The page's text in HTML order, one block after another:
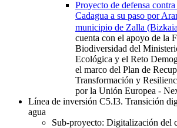
Proyecto de defensa
Cadagua a su paso por
municipio de Zalla
cuenta con el apoyo de la
Biodiversidad del
Ecológica y el Reto
el marco del Plan de
Transformación y
por la Unión Europea -
Línea de inversión C5.I3. Transición
agua
Sub-proyecto: Digitalización del